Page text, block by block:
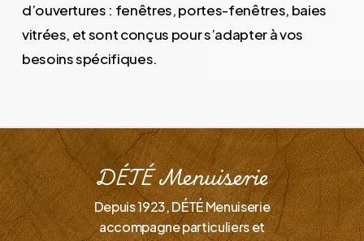
d’ouvertures : fenêtres, portes-fenêtres, baies
vitrées, et sont conçus pour s’adapter à vos
besoins spécifiques.
DÉTÉ Menuiserie
Depuis 1923, DÉTÉ Menuiserie
accompagne particuliers et